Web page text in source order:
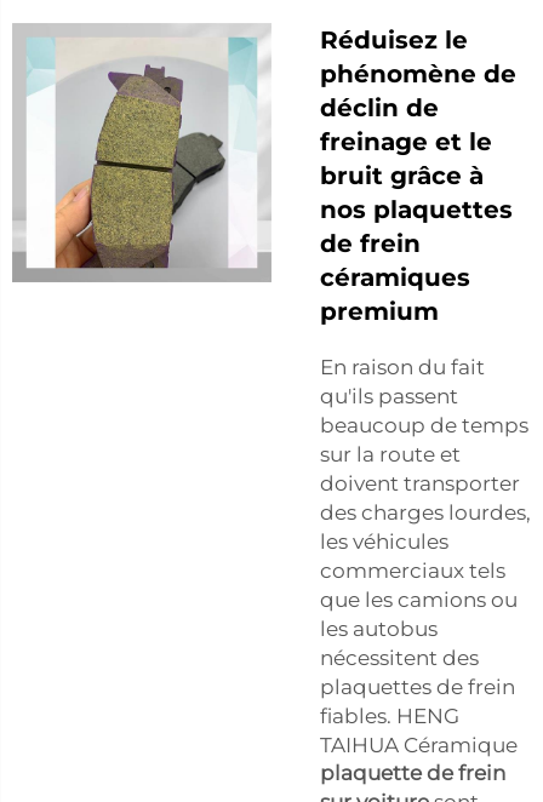
Réduisez le
phénomène de
déclin de
freinage et le
bruit grâce à
nos plaquettes
de frein
céramiques
premium
En raison du fait
qu'ils passent
beaucoup de temps
sur la route et
doivent transporter
des charges lourdes,
les véhicules
commerciaux tels
que les camions ou
les autobus
nécessitent des
plaquettes de frein
fiables. HENG
TAIHUA Céramique
plaquette de frein